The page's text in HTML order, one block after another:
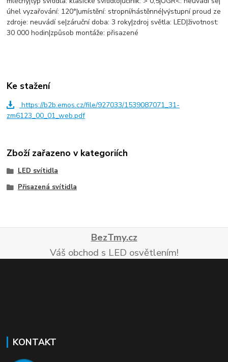
úhel vyzařování: 120°|umístění: stropní/nástěnné|výstupní proud ze
zdroje: neuvádí se|záruční doba: 3 roky|zdroj světla: LED|životnost:
30 000 hodin|způsob montáže: přisazené
Ke stažení
https://b2b.emos.cz/file/927033/1539087071_31-
zm6123_00_01_web.pdf
Zboží zařazeno v kategoriích
LED svítidla
Přisazená svítidla
BezTmy.cz
Váš obchod s LED osvětlením!
KONTAKT